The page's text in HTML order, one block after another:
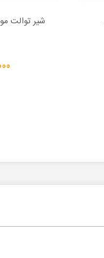
اطلاعات بیشتر
شیر توالت